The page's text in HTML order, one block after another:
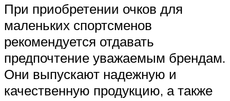
При приобретении очков для
маленьких спортсменов
рекомендуется отдавать
предпочтение уважаемым брендам.
Они выпускают надежную и
качественную продукцию, а также